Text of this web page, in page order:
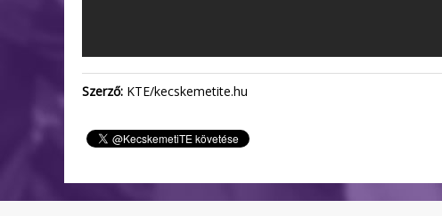
Szerző: KTE/kecskemetite.hu